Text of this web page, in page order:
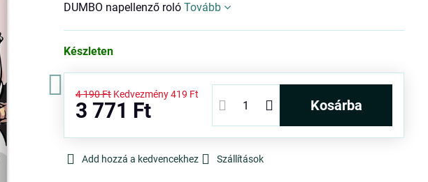
DUMBO napellenző rolóTovább
Készleten
4 190 Ft Kedvezmény 419 Ft
3 771 Ft kosárba
Add hozzá a kedvencekhez Szállítások